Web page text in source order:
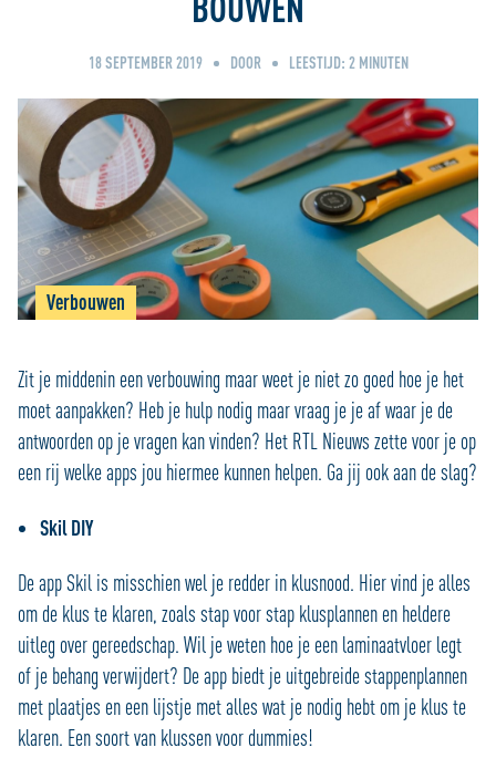
18 SEPTEMBER 2019 DOOR LEESTIJD: 2 MINUTEN
Verbouwen
Zit je middenin een verbouwing maar weet je niet zo goed hoe je het
moet aanpakken? Heb je hulp nodig maar vraag je je af waar je de
antwoorden op je vragen kan vinden? Het RTL Nieuws zette voor je op
een rij welke apps jou hiermee kunnen helpen. Ga jij ook aan de slag?
Skil DIY
De app Skil is misschien wel je redder in klusnood. Hier vind je alles
om de klus te klaren, zoals stap voor stap klusplannen en heldere
uitleg over gereedschap. Wil je weten hoe je een laminaatvloer legt
of je behang verwijdert? De app biedt je uitgebreide stappenplannen
met plaatjes en een lijstje met alles wat je nodig hebt om je klus te
klaren. Een soort van klussen voor dummies!